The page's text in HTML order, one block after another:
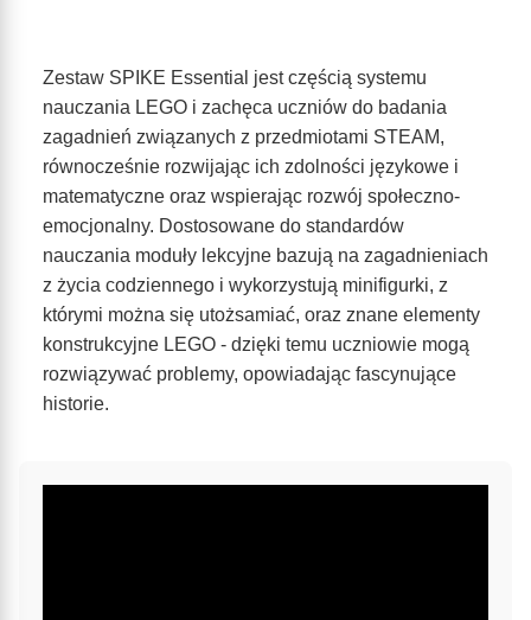
Zestaw SPIKE Essential jest częścią systemu
nauczania LEGO i zachęca uczniów do badania
zagadnień związanych z przedmiotami STEAM,
równocześnie rozwijając ich zdolności językowe i
matematyczne oraz wspierając rozwój społeczno-
emocjonalny. Dostosowane do standardów
nauczania moduły lekcyjne bazują na zagadnieniach
z życia codziennego i wykorzystują minifigurki, z
którymi można się utożsamiać, oraz znane elementy
konstrukcyjne LEGO - dzięki temu uczniowie mogą
rozwiązywać problemy, opowiadając fascynujące
historie.